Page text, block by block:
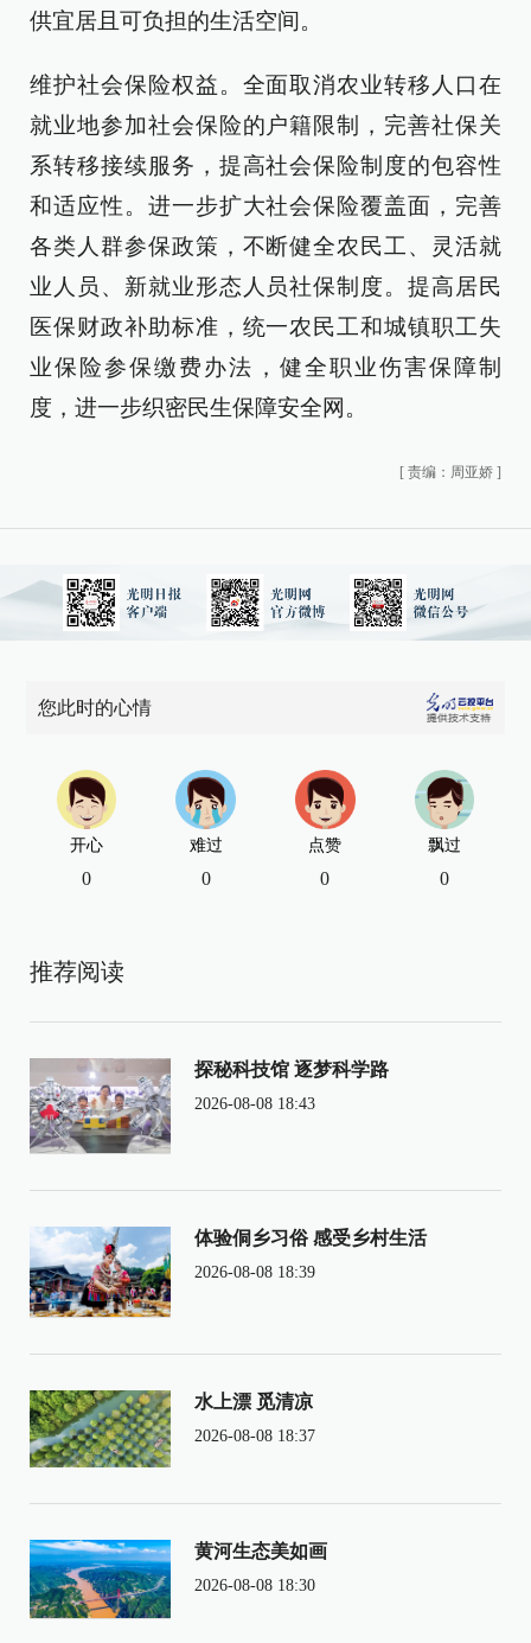
供宜居且可负担的生活空间。
维护社会保险权益。全面取消农业转移人口在
就业地参加社会保险的户籍限制，完善社保关
系转移接续服务，提高社会保险制度的包容性
和适应性。进一步扩大社会保险覆盖面，完善
各类人群参保政策，不断健全农民工、灵活就
业人员、新就业形态人员社保制度。提高居民
医保财政补助标准，统一农民工和城镇职工失
业保险参保缴费办法，健全职业伤害保障制
度，进一步织密民生保障安全网。
[ 责编：周亚娇 ]
您此时的心情
开心
0
难过
0
点赞
0
飘过
0
推荐阅读
探秘科技馆 逐梦科学路
2026-08-08 18:43
体验侗乡习俗 感受乡村生活
2026-08-08 18:39
水上漂 觅清凉
2026-08-08 18:37
黄河生态美如画
2026-08-08 18:30